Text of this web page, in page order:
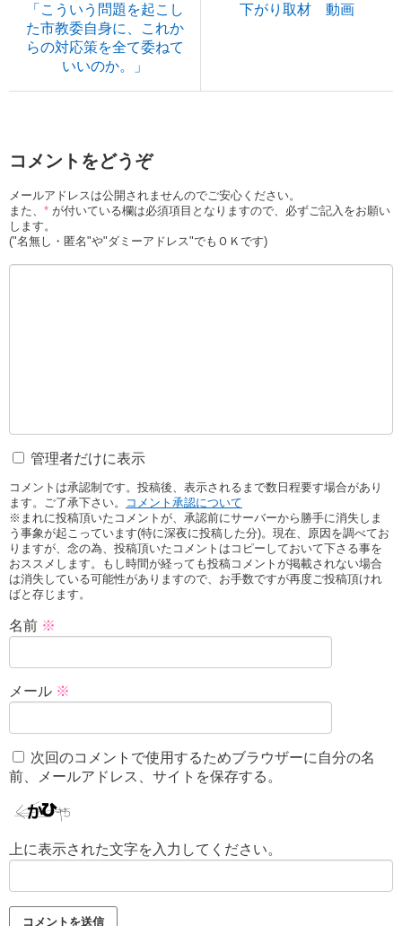
「こういう問題を起こし
た市教委自身に、これか
らの対応策を全て委ねて
いいのか。」
下がり取材 動画
コメントをどうぞ
メールアドレスは公開されませんのでご安心ください。
また、 * が付いている欄は必須項目となりますので、必ずご記入をお願い
します。
("名無し・匿名"や"ダミーアドレス"でもＯＫです)
管理者だけに表示
コメントは承認制です。投稿後、表示されるまで数日程要す場合があり
ます。ご了承下さい。
コメント承認について
※まれに投稿頂いたコメントが、承認前にサーバーから勝手に消失しま
う事象が起こっています(特に深夜に投稿した分)。現在、原因を調べてお
りますが、念の為、投稿頂いたコメントはコピーしておいて下さる事を
おススメします。もし時間が経っても投稿コメントが掲載されない場合
は消失している可能性がありますので、お手数ですが再度ご投稿頂けれ
ばと存じます。
名前 ※
メール ※
次回のコメントで使用するためブラウザーに自分の名
前、メールアドレス、サイトを保存する。
上に表示された文字を入力してください。